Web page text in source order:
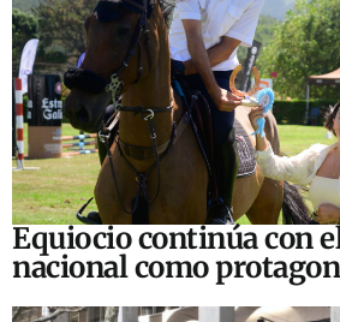
Equiocio continúa con
nacional como